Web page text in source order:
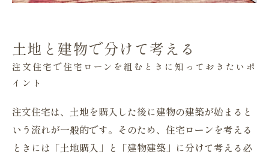
土地と建物で分けて考える
注文住宅で住宅ローンを組むときに知っておきたいポ
イント
注文住宅は、土地を購入した後に建物の建築が始まると
いう流れが一般的です。そのため、住宅ローンを考える
ときには「土地購入」と「建物建築」に分けて考える必